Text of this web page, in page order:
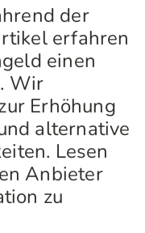
der
erfahren
einen
Wir
Erhöhung
alternative
Lesen
Anbieter
zu